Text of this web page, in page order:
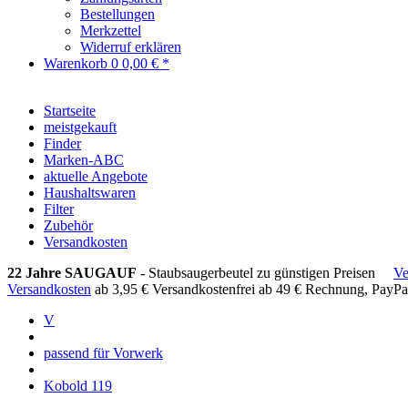
Bestellungen
Merkzettel
Widerruf erklären
Warenkorb 0 0,00 € *
Startseite
meistgekauft
Finder
Marken-ABC
aktuelle Angebote
Haushaltswaren
Filter
Zubehör
Versandkosten
22 Jahre SAUGAUF - Staubsaugerbeutel zu günstigen Preisen
Versandkosten ab 3,95 € Versandkostenfrei ab 49 € Rechnung,
V
passend für Vorwerk
Kobold 119